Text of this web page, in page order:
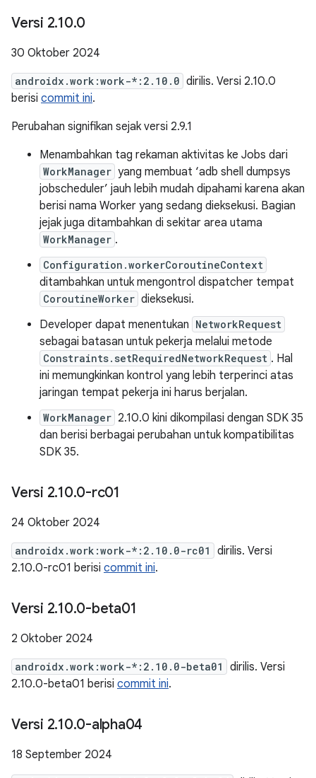
Versi 2.10.0
30 Oktober 2024
androidx.work:work-*:2.10.0 dirilis. Versi 2.10.0
berisi commit ini.
Perubahan signifikan sejak versi 2.9.1
Menambahkan tag rekaman aktivitas ke Jobs dari
WorkManager yang membuat ‘adb shell dumpsys
jobscheduler’ jauh lebih mudah dipahami karena akan
berisi nama Worker yang sedang dieksekusi. Bagian
jejak juga ditambahkan di sekitar area utama
WorkManager .
Configuration.workerCoroutineContext
ditambahkan untuk mengontrol dispatcher tempat
CoroutineWorker dieksekusi.
Developer dapat menentukan NetworkRequest
sebagai batasan untuk pekerja melalui metode
Constraints.setRequiredNetworkRequest . Hal
ini memungkinkan kontrol yang lebih terperinci atas
jaringan tempat pekerja ini harus berjalan.
WorkManager 2.10.0 kini dikompilasi dengan SDK 35
dan berisi berbagai perubahan untuk kompatibilitas
SDK 35.
Versi 2.10.0-rc01
24 Oktober 2024
androidx.work:work-*:2.10.0-rc01
dirilis. Versi
2.10.0-rc01 berisi commit ini.
Versi 2.10.0-beta01
2 Oktober 2024
androidx.work:work-*:2.10.0-beta01
dirilis. Versi
2.10.0-beta01 berisi commit ini.
Versi 2.10.0-alpha04
18 September 2024